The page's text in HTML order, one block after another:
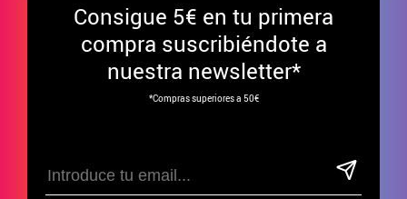
Consigue 5€ en tu primera
compra suscribiéndote a
nuestra newsletter*
*Compras superiores a 50€